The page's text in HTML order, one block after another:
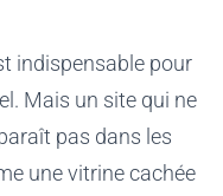
indispensable pour
Mais un site qui ne
pas dans les
une vitrine cachée